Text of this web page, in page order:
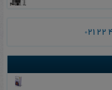
021